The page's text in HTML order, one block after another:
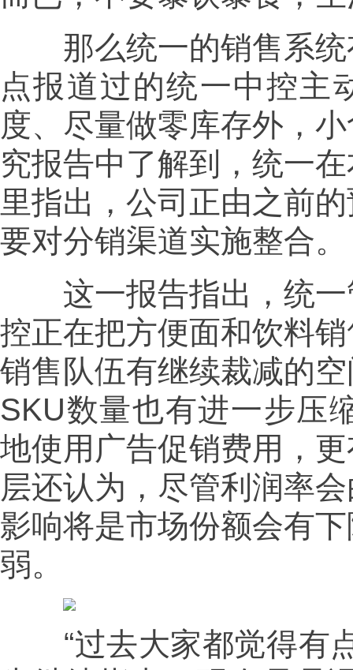
那么统一的销售系统
点报道过的统一中控主
度、尽量做零库存外，
究报告中了解到，统一
里指出，公司正由之前
要对分销渠道实施整合。
这一报告指出，统一
控正在把方便面和饮料
销售队伍有继续裁减的
SKU数量也有进一步压
地使用广告促销费用，
层还认为，尽管利润率
影响将是市场份额会有
弱。
“过去大家都觉得有点